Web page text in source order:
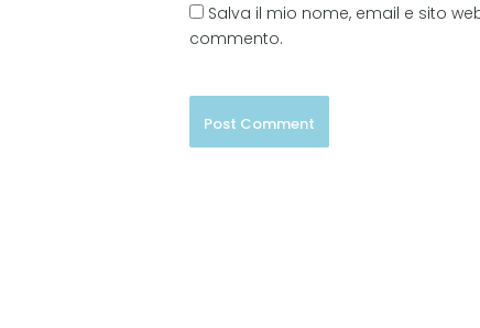
Salva il mio nome, email e sito
commento.